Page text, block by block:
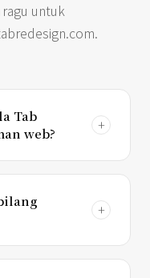
ragu untuk
.
Tab
web?